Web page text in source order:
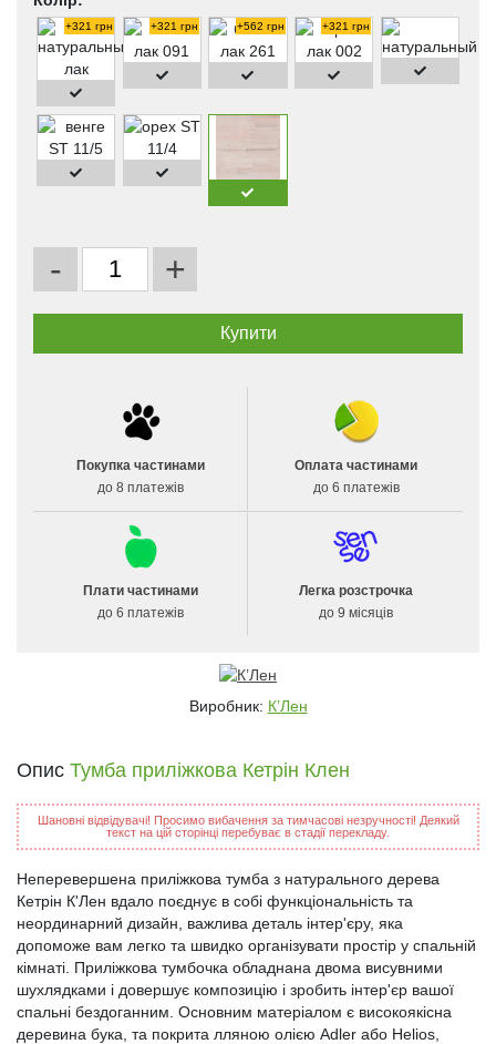
+321 грн +321 грн +562 грн +321 грн
- +
Покупка частинами
до 8 платежів
Оплата частинами
до 6 платежів
Плати частинами
до 6 платежів
Легка розстрочка
до 9 місяців
Виробник: К’Лен
Опис Тумба приліжкова Кетрін Клен
Шановні відвідувачі! Просимо вибачення за тимчасові незручності! Деякий
текст на цій сторінці перебуває в стадії перекладу.
Неперевершена приліжкова тумба з натурального дерева
Кетрін К'Лен вдало поєднує в собі функціональність та
неординарний дизайн, важлива деталь інтер'єру, яка
допоможе вам легко та швидко організувати простір у спальній
кімнаті. Приліжкова тумбочка обладнана двома висувними
шухлядками і довершує композицію і зробить інтер'єр вашої
спальні бездоганним. Основним матеріалом є високоякісна
деревина бука, та покрита лляною олією Adler або Helios,